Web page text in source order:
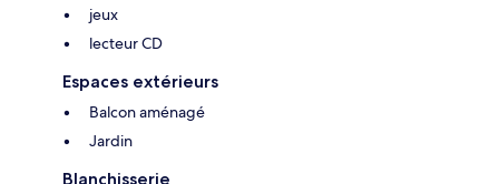
jeux
lecteur CD
Espaces extérieurs
Balcon aménagé
Jardin
Blanchisserie